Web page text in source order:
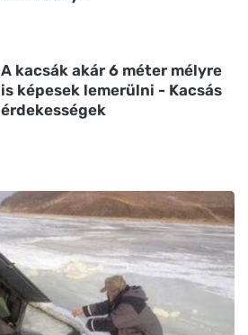
A kacsák akár 6 méter mélyre
is képesek lemerülni - Kacsás
érdekességek